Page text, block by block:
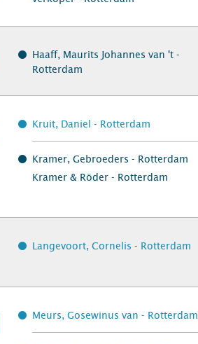
Haaff, Maurits Johannes van 't -
Rotterdam
Kruit, Daniel - Rotterdam
Kramer, Gebroeders - Rotterdam
Kramer & Röder - Rotterdam
Langevoort, Cornelis - Rotterdam
Meurs, Gosewinus van - Rotterdam